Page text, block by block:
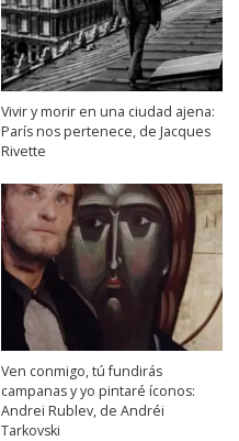
Vivir y morir en una ciudad ajena:
París nos pertenece, de Jacques
Rivette
Ven conmigo, tú fundirás
campanas y yo pintaré íconos:
Andrei Rublev, de Andréi
Tarkovski